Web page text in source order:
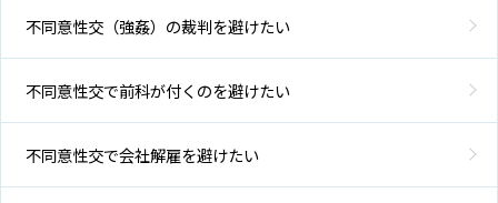
不同意性交（強姦）の裁判を避けたい
不同意性交で前科が付くのを避けたい
不同意性交で会社解雇を避けたい